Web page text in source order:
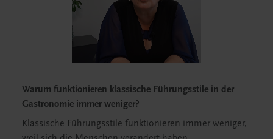
Warum funktionieren klassische Führungsstile in der
Gastronomie immer weniger?
Klassische Führungsstile funktionieren immer weniger,